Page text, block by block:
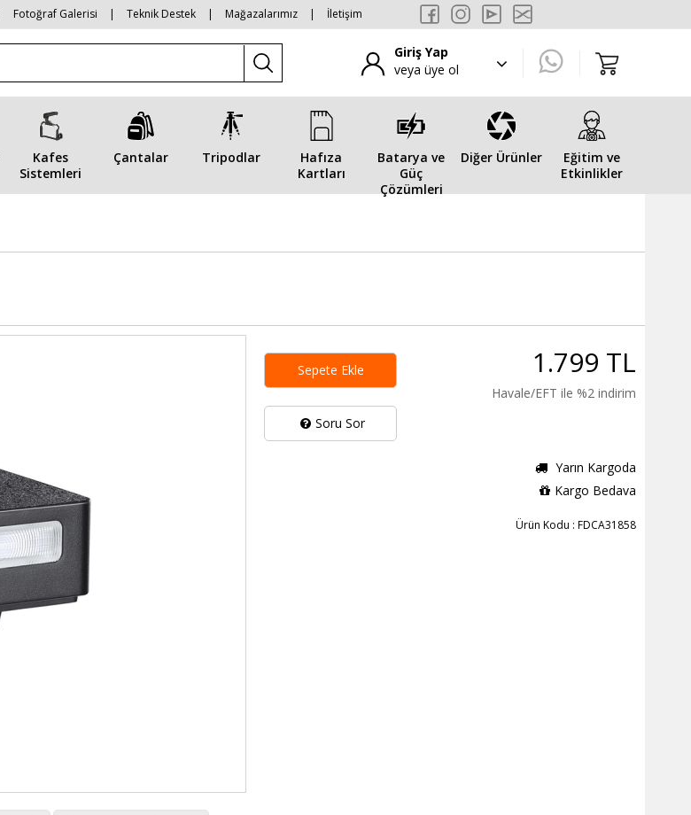
Fotoğraf Galerisi | Teknik Destek | Mağazalarımız | İletişim
Giriş Yap
veya üye ol
Kafes
Sistemleri
Çantalar Tripodlar
Hafıza
Kartları
Batarya ve
Güç
Çözümleri
Diğer Ürünler
Eğitim ve
Etkinlikler
Sepete Ekle
Soru Sor
1.799 TL
Havale/EFT ile %2 indirim
Yarın Kargoda
Kargo Bedava
Ürün Kodu : FDCA31858